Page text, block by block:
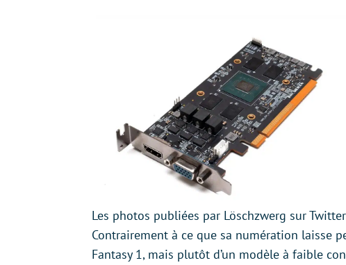
Les photos publiées par Löschzwerg sur
Contrairement à ce que sa numération laisse
Fantasy 1, mais plutôt d’un modèle à faible